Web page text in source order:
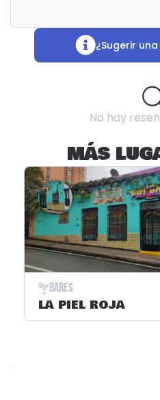
¿Sugerir
No hay
MÁS
Bares
LA PIEL ROJA